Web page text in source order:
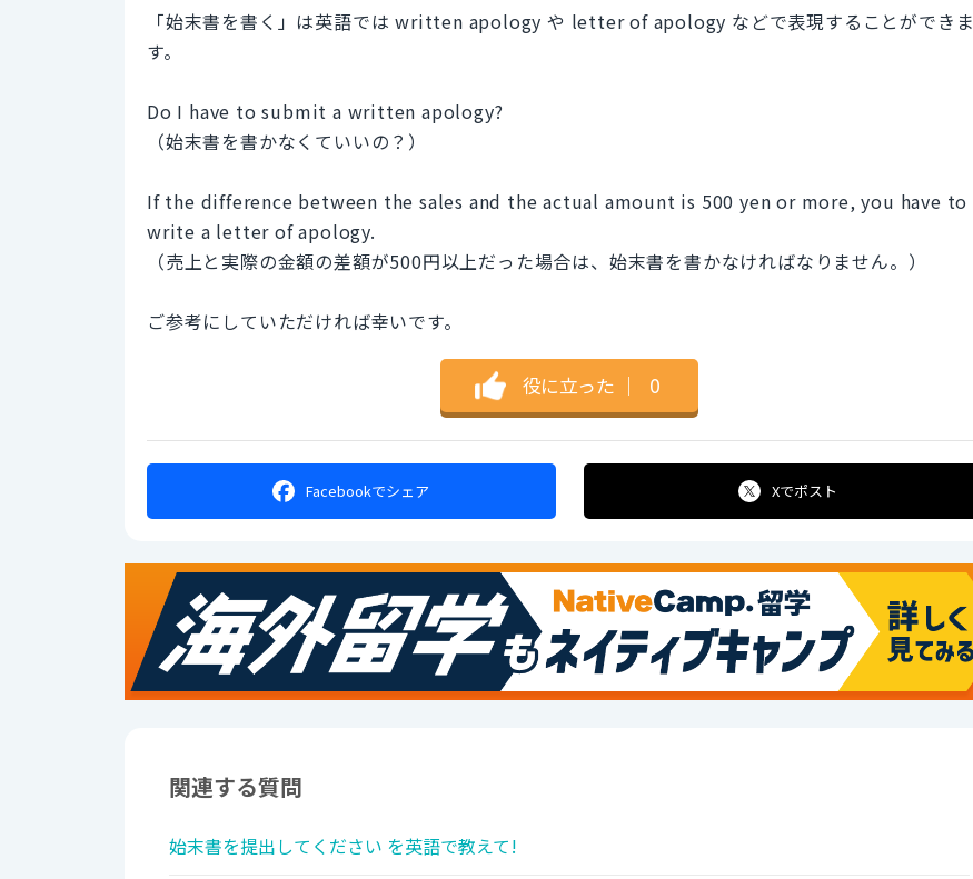
「始末書を書く」は英語では written apology や letter of apology などで表現することができま
す。
Do I have to submit a written apology?
（始末書を書かなくていいの？）
If the difference between the sales and the actual amount is 500 yen or more, you have to
write a letter of apology.
（売上と実際の金額の差額が500円以上だった場合は、始末書を書かなければなりません。）
ご参考にしていただければ幸いです。
役に立った ｜ 0
Facebookでシェア Xでポスト
関連する質問
始末書を提出してください を英語で教えて!